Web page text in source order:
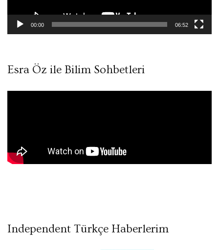
00:00 06:52
Esra Öz ile Bilim Sohbetleri
Independent Türkçe Haberlerim